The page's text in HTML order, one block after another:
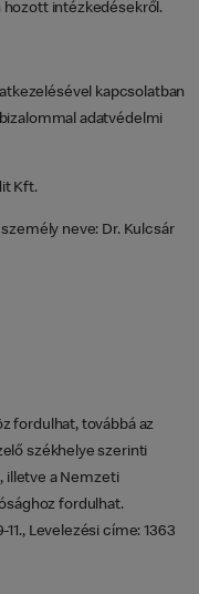
hozott intézkedésekről.
kapcsolatban
adatvédelmi
Kft.
neve: Dr. Kulcsár
fordulhat, továbbá az
székhelye szerinti
illetve a Nemzeti
fordulhat.
Levelezési címe: 1363